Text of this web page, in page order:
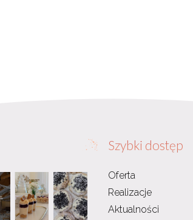
Szybki dostęp
Oferta
Realizacje
Aktualności